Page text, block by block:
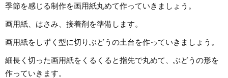
季節を感じる制作を画用紙丸めて作っていきましょう。
画用紙、はさみ、接着剤を準備します。
画用紙をしずく型に切りぶどうの土台を作っていきましょう。
細長く切った画用紙をくるくると指先で丸めて、ぶどうの形を
作っていきます。